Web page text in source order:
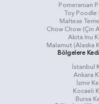
Pomeranian
Toy Poodle
Maltese
Chow Chow (Çin
Akita Inu
Malamut (Alaska
Bölgelere
İstanbul
Ankara
İzmir
Kocaeli
Bursa